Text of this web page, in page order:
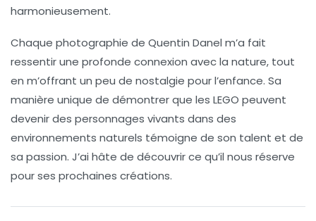
harmonieusement.
Chaque photographie de Quentin Danel m’a fait
ressentir une profonde connexion avec la nature, tout
en m’offrant un peu de nostalgie pour l’enfance. Sa
manière unique de démontrer que les LEGO peuvent
devenir des personnages vivants dans des
environnements naturels témoigne de son talent et de
sa passion. J’ai hâte de découvrir ce qu’il nous réserve
pour ses prochaines créations.